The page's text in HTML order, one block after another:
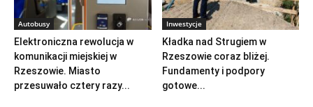
Autobusy
Elektroniczna rewolucja w
komunikacji miejskiej w
Rzeszowie. Miasto
przesuwało cztery razy...
Inwestycje
Kładka nad Strugiem w
Rzeszowie coraz bliżej.
Fundamenty i podpory
gotowe...